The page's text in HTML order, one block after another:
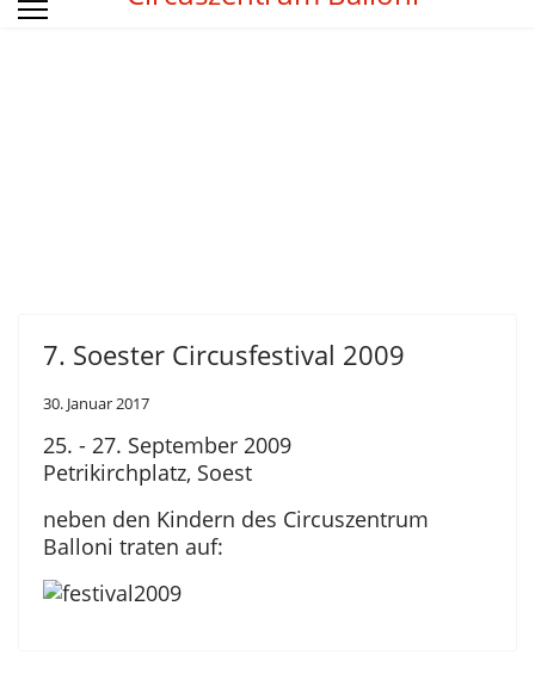
7. Soester Circusfestival 2009
30. Januar 2017
25. - 27. September 2009
Petrikirchplatz, Soest
neben den Kindern des Circuszentrum
Balloni traten auf:
JahrMonat
Jahr